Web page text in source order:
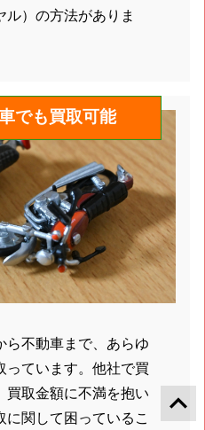
ル）の方法がありま
でも買取可能
ら不動車まで、あらゆ
っています。他社で買
買取金額に不満を抱い
関して困っているこ
keyboard_arrow_up